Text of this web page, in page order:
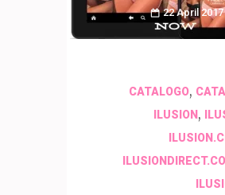
22 April 2017
CATALOGO,
ILUSION ,